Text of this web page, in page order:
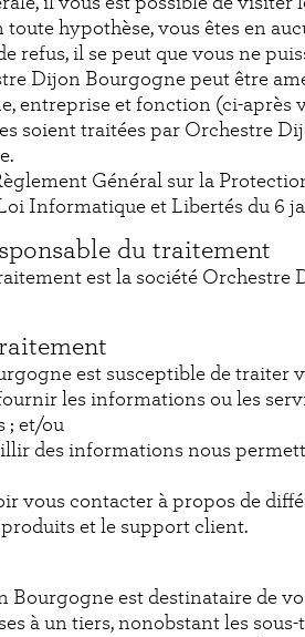
toute hypothèse, vous êtes en
refus, il se peut que vous ne
Dijon Bourgogne peut être
entreprise et fonction (ci-après
soient traitées par Orchestre
Général sur la
Loi Informatique et Libertés du 6
du traitement
est la société Orchestre
est susceptible de traiter
les informations ou les
; et/ou
des informations nous
vous contacter à propos de
et le support client.
Bourgogne est destinataire de
à un tiers, nonobstant les